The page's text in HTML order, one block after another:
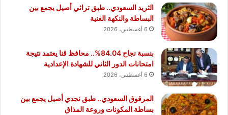
الثريد السعودي.. طبق تراثي أصيل يجمع بين
البساطة والنكهة الغنية
6 أغسطس، 2026
بنسبة نجاح 84.04%.. محافظ قنا يعتمد نتيجة
امتحانات الدور الثاني للشهادة الإعدادية
6 أغسطس، 2026
المرقوق السعودي.. طبق نجدي أصيل يجمع بين
بساطة المكونات وروعة المذاق